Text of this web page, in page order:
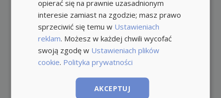
opierać się na prawnie uzasadnionym
interesie zamiast na zgodzie; masz prawo
sprzeciwić się temu w Ustawieniach
reklam. Możesz w każdej chwili wycofać
swoją zgodę w Ustawieniach plików
cookie. Polityka prywatności
AKCEPTUJ